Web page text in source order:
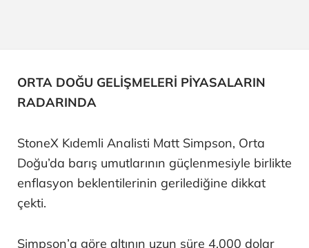
ORTA DOĞU GELİŞMELERİ PİYASALARIN
RADARINDA
StoneX Kıdemli Analisti Matt Simpson, Orta
Doğu’da barış umutlarının güçlenmesiyle birlikte
enflasyon beklentilerinin gerilediğine dikkat
çekti.
Simpson’a göre altının uzun süre 4.000 dolar